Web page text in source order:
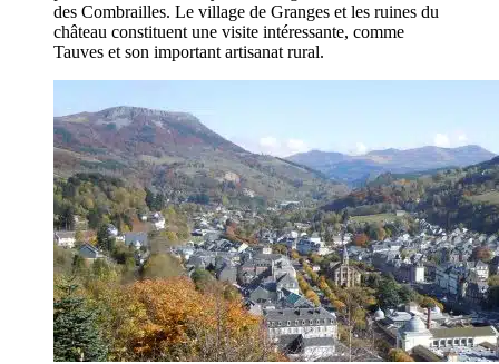
des Combrailles. Le village de Granges et les ruines du
château constituent une visite intéressante, comme
Tauves et son important artisanat rural.